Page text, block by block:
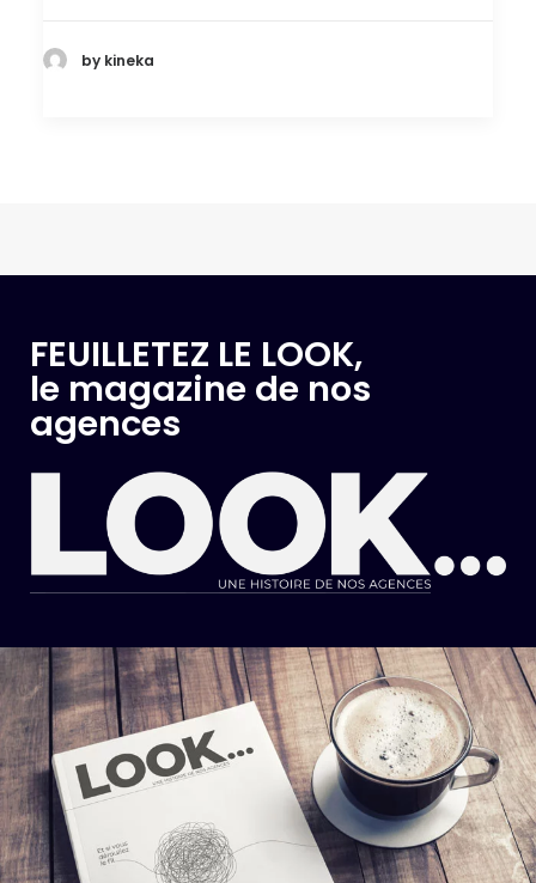
by kineka
FEUILLETEZ LE LOOK,
le magazine de nos
agences